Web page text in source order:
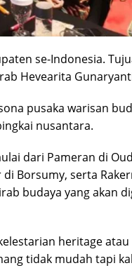
se-Indonesia.
Hevearita
pusaka warisan
nusantara.
dari Pameran di
Borsumy, serta
budaya yang akan
heritage atau
tidak mudah tapi